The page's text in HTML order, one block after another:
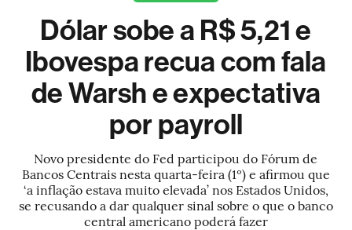
Dólar sobe a R$ 5,21 e
Ibovespa recua com fala
de Warsh e expectativa
por payroll
Novo presidente do Fed participou do Fórum de
Bancos Centrais nesta quarta-feira (1º) e afirmou que
‘a inflação estava muito elevada’ nos Estados Unidos,
se recusando a dar qualquer sinal sobre o que o banco
central americano poderá fazer